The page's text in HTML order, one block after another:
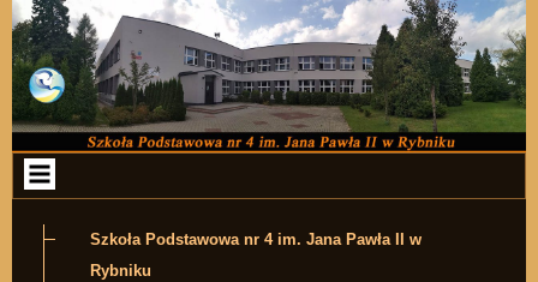
Przejdź do zawartości
Szkoła Podstawowa nr 4 im. Jana Pawła II w
Rybniku